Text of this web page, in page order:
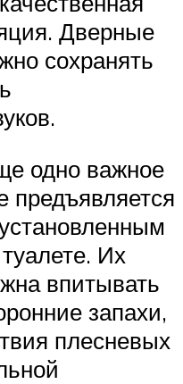
Дверные
сохранять
одно важное
предъявляется
Их
впитывать
запахи,
плесневых